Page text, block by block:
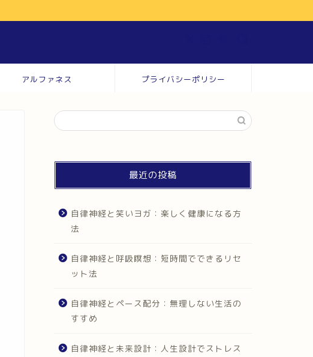
アルファネス プライバシーポリシー
最近の投稿
自律神経と笑いヨガ：楽しく健康になる方
法
自律神経と呼吸瞑想：短時間でできるリセ
ット法
自律神経とペース配分：無理しない生活の
すすめ
自律神経と未来設計：人生設計でストレス